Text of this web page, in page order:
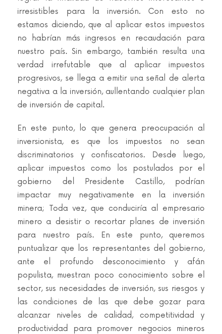
irresistibles para la inversión. Con esto no
estamos diciendo, que al aplicar estos impuestos
no habrían más ingresos en recaudación para
nuestro país. Sin embargo, también resulta una
verdad irrefutable que al aplicar impuestos
progresivos, se llega a emitir una señal de alerta
negativa a la inversión, aullentando cualquier plan
de inversión de capital.
En este punto, lo que genera preocupación al
inversionista, es que los impuestos no sean
discriminatorios y confiscatorios. Desde luego,
aplicar impuestos como los postulados por el
gobierno del Presidente Castillo, podrían
impactar muy negativamente en la inversión
minera; Toda vez, que conduciría al empresario
minero a desistir o recortar planes de inversión
para nuestro país. En este punto, queremos
puntualizar que los representantes del gobierno,
ante el profundo desconocimiento y afán
populista, muestran poco conocimiento sobre el
sector, sus necesidades de inversión, sus riesgos y
las condiciones de las que debe gozar para
alcanzar niveles de calidad, competitividad y
productividad para promover negocios mineros